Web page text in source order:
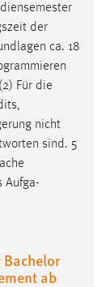
der
ca. 18
Für die
nicht
sind. 5
Aufga-
ab